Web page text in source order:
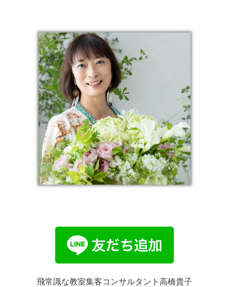
飛常識な教室集客コンサルタント高橋貴子